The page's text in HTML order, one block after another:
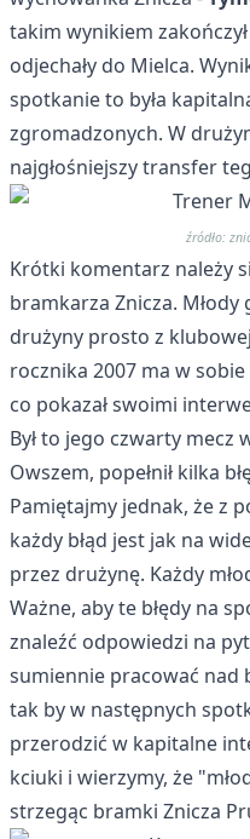
takim wynikiem
odjechały do Mielca.
spotkanie to była
zgromadzonych. W
najgłośniejszy transfer
źródło:
Krótki komentarz należy
bramkarza Znicza.
drużyny prosto z
rocznika 2007 ma w
co pokazał swoimi
Był to jego czwarty mecz
Owszem, popełnił kilka
Pamiętajmy jednak, że z
każdy błąd jest jak na
przez drużynę. Każdy
Ważne, aby te błędy na
znaleźć odpowiedzi na
sumiennie pracować nad
tak by w następnych
przerodzić w kapitalne
kciuki i wierzymy, że
strzegąc bramki Znicza